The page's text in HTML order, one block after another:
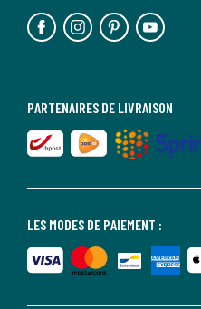
LES MODES DE PAIEMENT :
PARTENAIRES DE LIVRAISON